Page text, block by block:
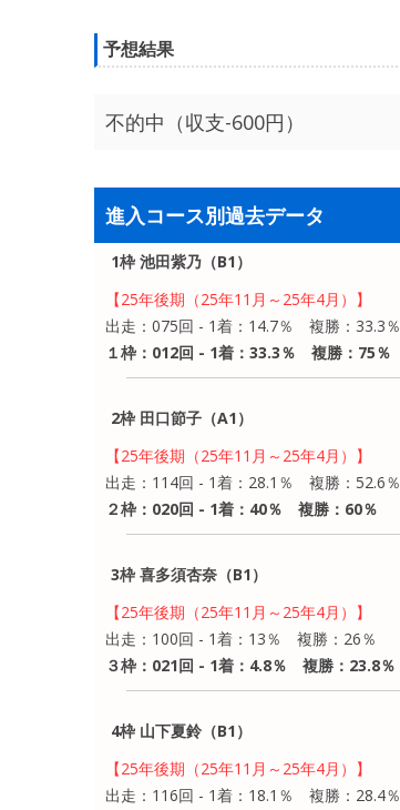
予想結果
不的中（収支-600円）
進入コース別過去データ
1枠 池田紫乃（B1）
【25年後期（25年11月～25年4月）】
出走：075回 - 1着：14.7％ 複勝：33.3％
１枠：012回 - 1着：33.3％ 複勝：75％
2枠 田口節子（A1）
【25年後期（25年11月～25年4月）】
出走：114回 - 1着：28.1％ 複勝：52.6％
２枠：020回 - 1着：40％ 複勝：60％
3枠 喜多須杏奈（B1）
【25年後期（25年11月～25年4月）】
出走：100回 - 1着：13％ 複勝：26％
３枠：021回 - 1着：4.8％ 複勝：23.8％
4枠 山下夏鈴（B1）
【25年後期（25年11月～25年4月）】
出走：116回 - 1着：18.1％ 複勝：28.4％